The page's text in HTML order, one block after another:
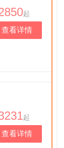
起
查看详情
起
查看详情